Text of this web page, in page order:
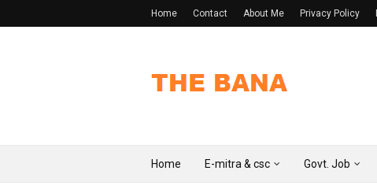
Home Contact About Me Privacy Policy
Home E-mitra & csc Govt. Job